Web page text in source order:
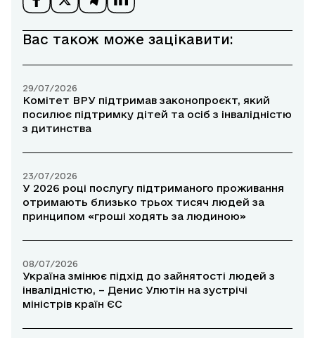
Вас також може зацікавити:
29/07/2026
Комітет ВРУ підтримав законопроєкт, який
посилює підтримку дітей та осіб з інвалідністю
з дитинства
23/07/2026
У 2026 році послугу підтриманого проживання
отримають близько трьох тисяч людей за
принципом «гроші ходять за людиною»
08/07/2026
Україна змінює підхід до зайнятості людей з
інвалідністю, – Денис Улютін на зустрічі
міністрів країн ЄС